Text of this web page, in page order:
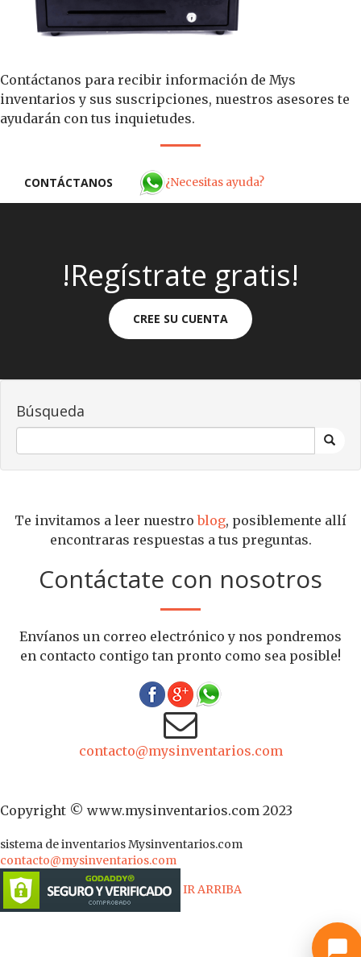
Contáctanos para recibir información de Mys
inventarios y sus suscripciones, nuestros asesores te
ayudarán con tus inquietudes.
CONTÁCTANOS ¿Necesitas ayuda?
!Regístrate gratis!
CREE SU CUENTA
Búsqueda
Te invitamos a leer nuestroblog, posiblemente allí
encontraras respuestas a tus preguntas.
Contáctate con nosotros
Envíanos un correo electrónico y nos pondremos
en contacto contigo tan pronto como sea posible!
contacto@mysinventarios.com
Copyright © www.mysinventarios.com 2023
sistema de inventariosMysinventarios.com
contacto@mysinventarios.com
IR ARRIBA